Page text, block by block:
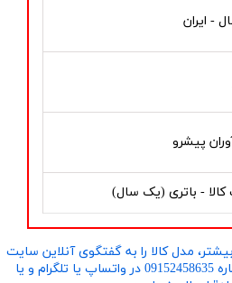
- ایران
پیشرو
کالا - باتری (یک سال)
مدل کالا را به گفتگوی آنلاین سایت
​​​​​​​(سمت چپ پایین صفحه) و یا شماره 09152458635 در واتساپ یا تلگرام و یا